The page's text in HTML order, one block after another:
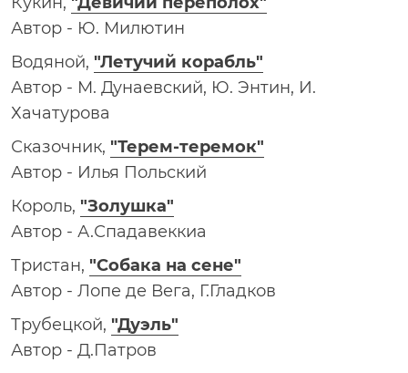
Автор - Ю. Милютин
Водяной, "Летучий корабль"
Автор - М. Дунаевский, Ю. Энтин, И.
Хачатурова
Сказочник, "Терем-теремок"
Автор - Илья Польский
Король, "Золушка"
Автор - А.Спадавеккиа
Тристан, "Собака на сене"
Автор - Лопе де Вега, Г.Гладков
Трубецкой, "Дуэль"
Автор - Д.Патров